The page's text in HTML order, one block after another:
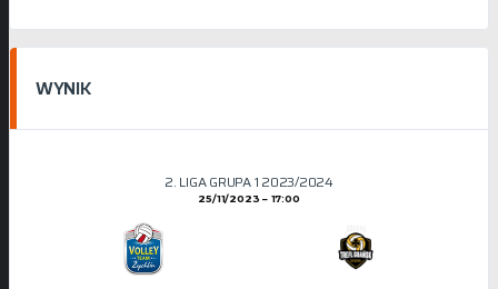
WYNIK
2. LIGA GRUPA 1 2023/2024
25/11/2023 17:00